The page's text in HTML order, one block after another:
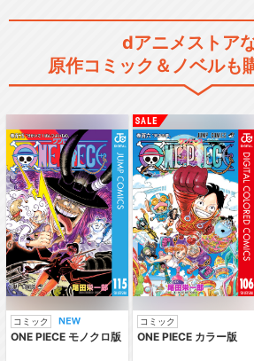
dアニメストア
原作コミック＆ノベルも
コミック
ONE PIECE モノクロ版
コミック
ONE PIECE カラー版